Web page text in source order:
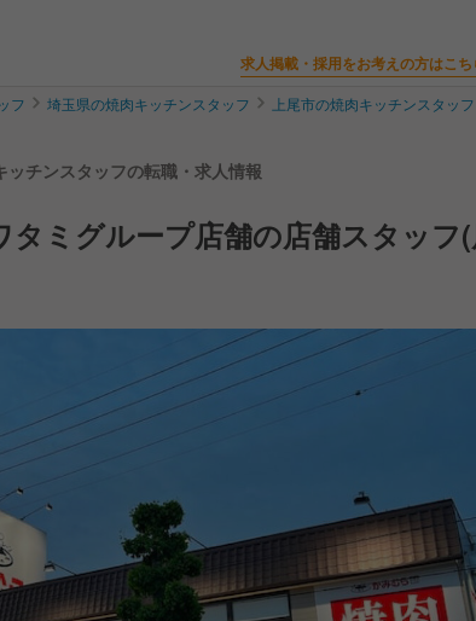
求人掲載・採用をお考えの方はこち
フ 埼玉県の焼肉キッチンスタッフ 上尾市の焼肉キッチンスタッフ
チンスタッフの転職・求人情報
タミグループ店舗の店舗スタッフ